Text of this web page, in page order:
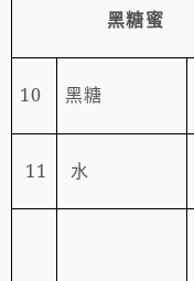
黑糖蜜
10 黑糖
11 水